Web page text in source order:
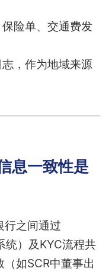
险单、交通费发
，作为地域来源
息一致性是
行之间通过
统）及KYC流程共
如SCR中董事出